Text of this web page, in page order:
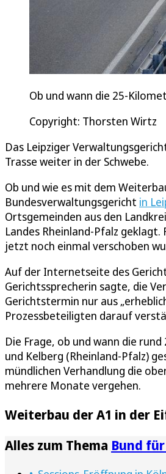
Ob und wann die 25-
Copyright: Thorsten Wirtz
Das Leipziger
Trasse weiter in der Schwebe.
Ob und wie es mit dem
Bundesverwaltungsgericht in
Ortsgemeinden aus den
Landes Rheinland-Pfalz
jetzt noch einmal verschoben
Auf der Internetseite des
Gerichtssprecherin sagte, die
Gerichtstermin nur aus
Prozessbeteiligten darauf
Die Frage, ob und wann die
und Kelberg (Rheinland-Pfalz)
mündlichen Verhandlung die
mehrere Monate vergehen.
Weiterbau der A1 in der
Alles zum Thema Bund